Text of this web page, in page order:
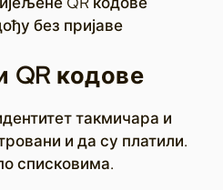
без пријаве
QR кодове
такмичара и
и да су платили.
списковима.